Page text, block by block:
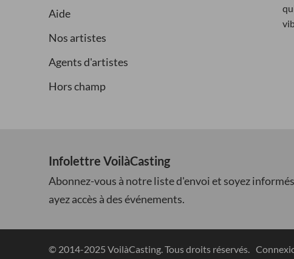
Aide
Nos artistes
Agents d'artistes
Hors champ
Infolettre VoilàCasting
Abonnez-vous à notre liste d'envoi et soyez
ayez accès à des événements.
© 2014-2025 VoilàCasting. Tous droits réservés.